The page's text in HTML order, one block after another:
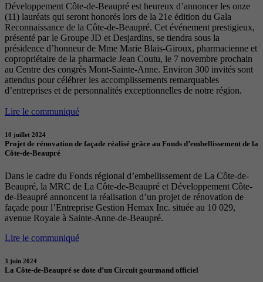
Développement Côte-de-Beaupré est heureux d’annoncer les onze
(11) lauréats qui seront honorés lors de la 21e édition du Gala
Reconnaissance de la Côte-de-Beaupré. Cet événement prestigieux,
présenté par le Groupe JD et Desjardins, se tiendra sous la
présidence d’honneur de Mme Marie Blais-Giroux, pharmacienne et
copropriétaire de la pharmacie Jean Coutu, le 7 novembre prochain
au Centre des congrès Mont-Sainte-Anne. Environ 300 invités sont
attendus pour célébrer les accomplissements remarquables
d’entreprises et de personnalités exceptionnelles de notre région.
Lire le communiqué
10 juillet 2024
Projet de rénovation de façade réalisé grâce au Fonds d’embellissement de la
Côte-de-Beaupré
Dans le cadre du Fonds régional d’embellissement de La Côte-de-
Beaupré, la MRC de La Côte-de-Beaupré et Développement Côte-
de-Beaupré annoncent la réalisation d’un projet de rénovation de
façade pour l’Entreprise Gestion Hemax Inc. située au 10 029,
avenue Royale à Sainte-Anne-de-Beaupré.
Lire le communiqué
3 juin 2024
La Côte-de-Beaupré se dote d’un Circuit gourmand officiel